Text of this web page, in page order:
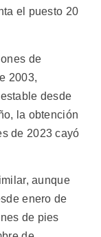
el puesto 20
de
2003,
desde
la obtención
de 2023 cayó
aunque
enero de
de pies